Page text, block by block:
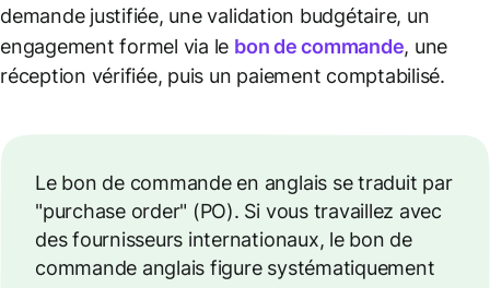
demande justifiée, une validation budgétaire, un
engagement formel via le bon de commande, une
réception vérifiée, puis un paiement comptabilisé.
Le bon de commande en anglais se traduit par
"purchase order" (PO). Si vous travaillez avec
des fournisseurs internationaux, le bon de
commande anglais figure systématiquement